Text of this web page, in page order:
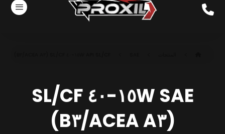
SAE ١٥W-٤٠ SL/CF
(ACEA A٣/B٣)